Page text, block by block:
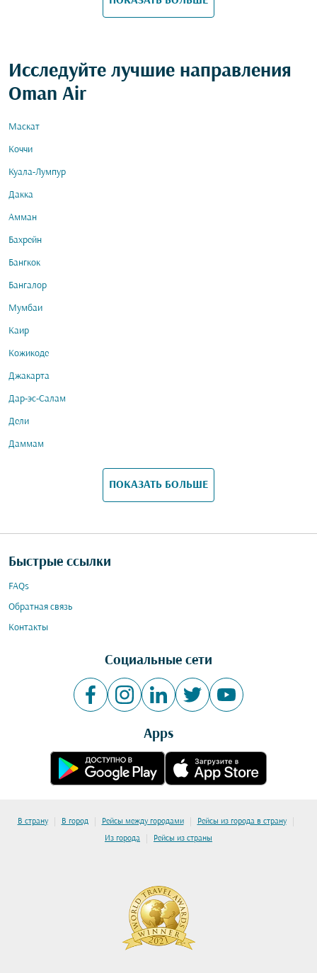
Исследуйте лучшие направления
Oman Air
Маскат
Коччи
Куала-Лумпур
Дакка
Амман
Бахрейн
Бангкок
Бангалор
Мумбаи
Каир
Кожикоде
Джакарта
Дар-эс-Салам
Дели
Даммам
ПОКАЗАТЬ БОЛЬШЕ
Быстрые ссылки
FAQs
Обратная связь
Контакты
Социальные сети
Apps
В страну | В город | Рейсы между городами | Рейсы из города в страну |
Из города | Рейсы из страны